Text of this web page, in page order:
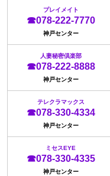
プレイメイト
☎078-222-7770
神戸センター
人妻秘密倶楽部
☎078-222-8888
神戸センター
テレクラマックス
☎078-330-4334
神戸センター
ミセスEYE
☎078-330-4335
神戸センター